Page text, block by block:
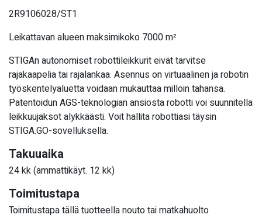
2R9106028/ST1
Leikattavan alueen maksimikoko 7000 m²
STIGAn autonomiset robottileikkurit eivät tarvitse
rajakaapelia tai rajalankaa. Asennus on virtuaalinen ja robotin
työskentelyaluetta voidaan mukauttaa milloin tahansa.
Patentoidun AGS-teknologian ansiosta robotti voi suunnitella
leikkuujaksot alykkäästi. Voit hallita robottiasi täysin
STIGA.GO-sovelluksella.
Takuuaika
24 kk (ammattikäyt. 12 kk)
Toimitustapa
Toimitustapa tällä tuotteella nouto tai matkahuolto